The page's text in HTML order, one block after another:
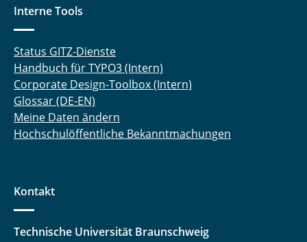
Interne Tools
Status GITZ-Dienste
Handbuch für TYPO3 (Intern)
Corporate Design-Toolbox (Intern)
Glossar (DE-EN)
Meine Daten ändern
Hochschulöffentliche Bekanntmachungen
Kontakt
Technische Universität Braunschweig